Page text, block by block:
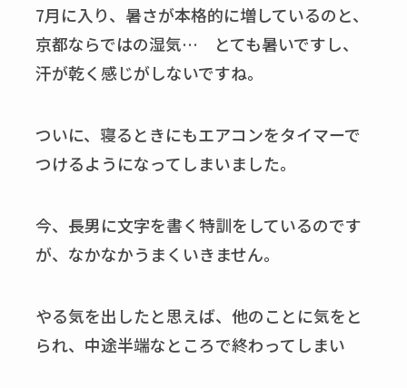
7月に入り、暑さが本格的に増しているのと、
京都ならではの湿気… とても暑いですし、
汗が乾く感じがしないですね。
ついに、寝るときにもエアコンをタイマーで
つけるようになってしまいました。
今、長男に文字を書く特訓をしているのです
が、なかなかうまくいきません。
やる気を出したと思えば、他のことに気をと
られ、中途半端なところで終わってしまい